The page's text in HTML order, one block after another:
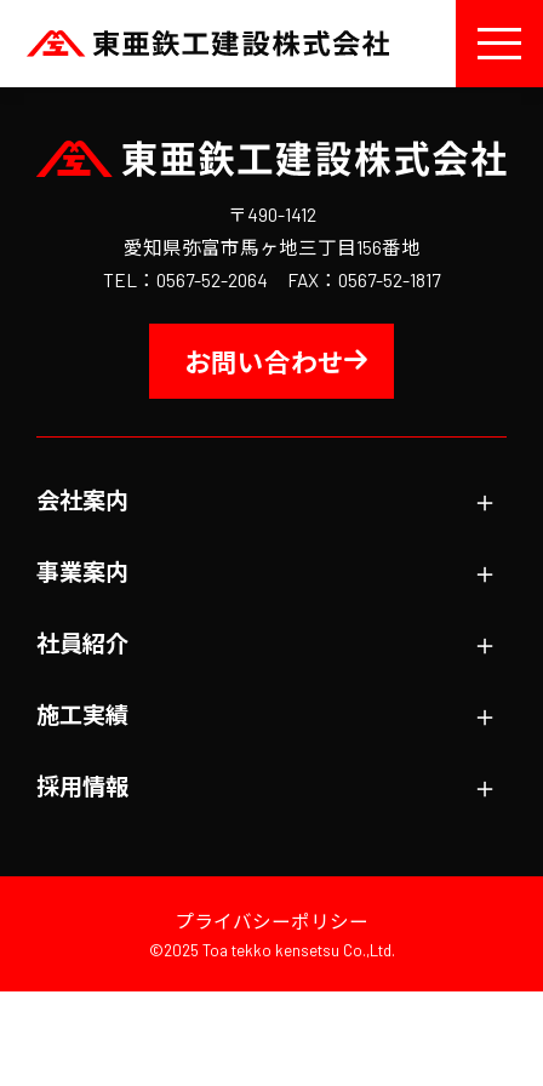
〒490-1412
愛知県弥富市馬ヶ地三丁目156番地
TEL：0567-52-2064 FAX：0567-52-1817
お問い合わせ
会社案内 ＋
事業案内 ＋
社員紹介 ＋
施工実績 ＋
採用情報 ＋
プライバシーポリシー
©2025 Toa tekko kensetsu Co.,Ltd.